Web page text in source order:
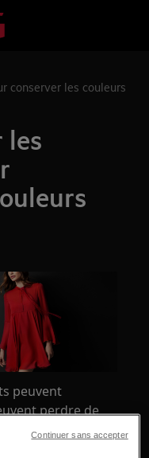
conserver les couleurs
les
peuvent
perdre de
blancs ou
Continuer sans accepter